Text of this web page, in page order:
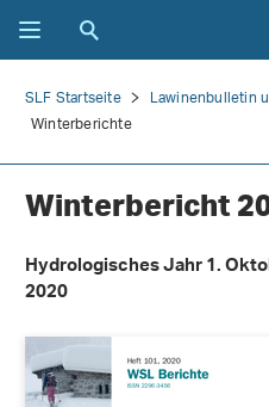
SLF Startseite
Lawinenbulletin
Winterberichte
Winterbericht
Hydrologisches Jahr 1.
2020